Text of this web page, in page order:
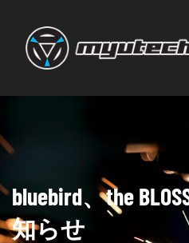
content
bluebird、the
知らせ